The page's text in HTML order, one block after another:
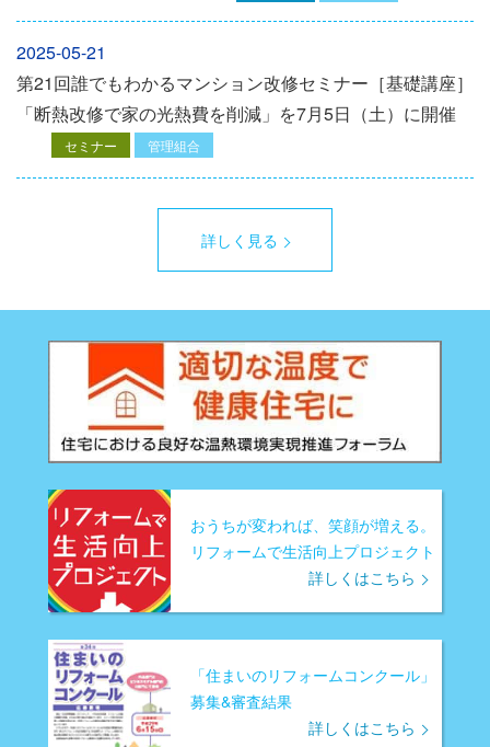
2025-05-21
第21回誰でもわかるマンション改修セミナー［基礎講座］
「断熱改修で家の光熱費を削減」を7月5日（土）に開催
セミナー 管理組合
詳しく見る
おうちが変われば、笑顔が増える。
リフォームで生活向上プロジェクト
詳しくはこちら
「住まいのリフォームコンクール」
募集&審査結果
詳しくはこちら